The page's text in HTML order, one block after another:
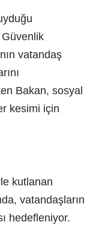
vatandaş
Bakan, sosyal
kesimi için
kutlanan
vatandaşların
hedefleniyor.